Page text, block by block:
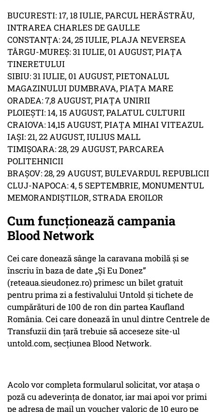
BUCURESTI: 17, 18 IULIE, PARCUL HERĂSTRĂU,
INTRAREA CHARLES DE GAULLE
CONSTANȚA: 24, 25 IULIE, PLAJA NEVERSEA
TÂRGU-MUREȘ: 31 IULIE, 01 AUGUST, PIAȚA
TINERETULUI
SIBIU: 31 IULIE, 01 AUGUST, PIETONALUL
MAGAZINULUI DUMBRAVA, PIAȚA MARE
ORADEA: 7,8 AUGUST, PIAȚA UNIRII
PLOIEȘTI: 14, 15 AUGUST, PALATUL CULTURII
CRAIOVA: 14,15 AUGUST, PIAȚA MIHAI VITEAZUL
IAȘI: 21, 22 AUGUST, IULIUS MALL
TIMIȘOARA: 28, 29 AUGUST, PARCAREA
POLITEHNICII
BRAȘOV: 28, 29 AUGUST, BULEVARDUL REPUBLICII
CLUJ-NAPOCA: 4, 5 SEPTEMBRIE, MONUMENTUL
MEMORANDIȘTILOR, STRADA EROILOR
Cum funcţionează campania
Blood Network
Cei care donează sânge la caravana mobilă și se
înscriu în baza de date „Și Eu Donez”
(reteaua.sieudonez.ro) primesc un bilet gratuit
pentru prima zi a festivalului Untold și tichete de
cumpărături de 100 de ron din partea Kaufland
România. Cei care donează în unul dintre Centrele de
Transfuzii din țară trebuie să acceseze site-ul
untold.com, secțiunea Blood Network.
Acolo vor completa formularul solicitat, vor atașa o
poză cu adeverința de donator, iar mai apoi vor primi
pe adresa de mail un voucher valoric de 10 euro pe